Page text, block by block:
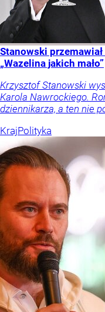
Stanowski
„Wazelina jakich mało”
Krzysztof Stanowski
Karola Nawrockiego.
dziennikarza, a ten nie
KrajPolityka